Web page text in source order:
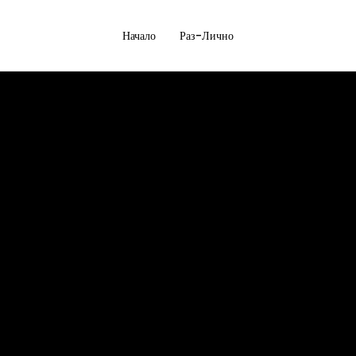
Начало Раз-Лично